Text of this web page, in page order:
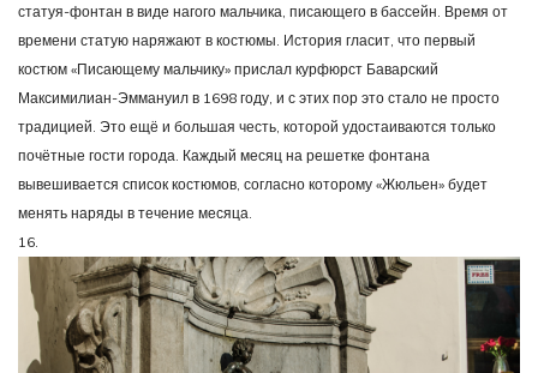
статуя-фонтан в виде нагого мальчика, писающего в бассейн. Время от
времени статую наряжают в костюмы. История гласит, что первый
костюм «Писающему мальчику» прислал курфюрст Баварский
Максимилиан-Эммануил в 1698 году, и с этих пор это стало не просто
традицией. Это ещё и большая честь, которой удостаиваются только
почётные гости города. Каждый месяц на решетке фонтана
вывешивается список костюмов, согласно которому «Жюльен» будет
менять наряды в течение месяца.
16.